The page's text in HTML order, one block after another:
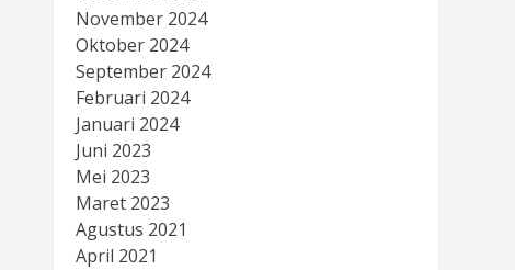
November 2024
Oktober 2024
September 2024
Februari 2024
Januari 2024
Juni 2023
Mei 2023
Maret 2023
Agustus 2021
April 2021